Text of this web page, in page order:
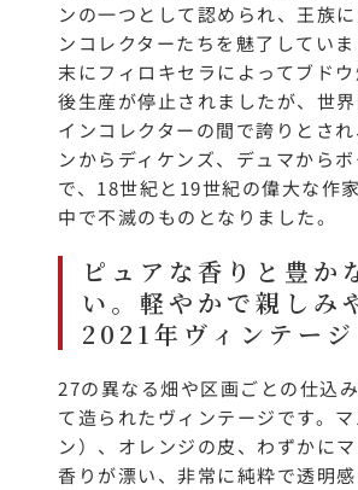
ンの一つとして認められ、王族
ンコレクターたちを魅了してい
末にフィロキセラによってブド
後生産が停止されましたが、世
インコレクターの間で誇りとされ
ンからディケンズ、デュマから
で、18世紀と19世紀の偉大な作
中で不滅のものとなりました。
ピュアな香りと豊か
い。軽やかで親しみ
2021年ヴィンテージ
27の異なる畑や区画ごとの仕込
て造られたヴィンテージです。
ン）、オレンジの皮、わずかに
香りが漂い、非常に純粋で透明感